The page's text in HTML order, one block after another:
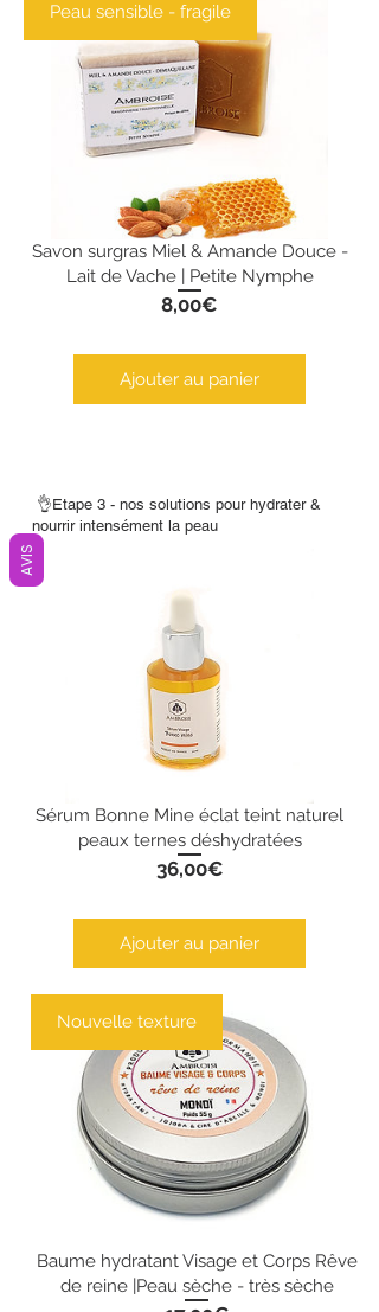
Peau sensible - fragile
Savon surgras Miel & Amande Douce -
Lait de Vache | Petite Nymphe
8,00€
Ajouter au panier
👌Etape 3 - nos solutions pour hydrater &
nourrir intensément la peau
Sérum Bonne Mine éclat teint naturel
peaux ternes déshydratées
36,00€Prix
Ajouter au panier
Nouvelle texture
Baume hydratant Visage et Corps Rêve
de reine |Peau sèche - très sèche
AVIS